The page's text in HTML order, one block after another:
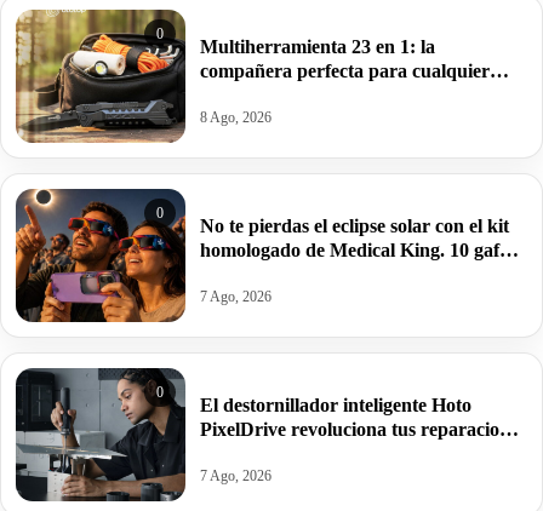
0
Multiherramienta 23 en 1: la
compañera perfecta para cualquier
8 Ago, 2026
0
No te pierdas el eclipse solar con el kit
homologado de Medical King. 10 gafas
10,99€.
7 Ago, 2026
0
El destornillador inteligente Hoto
PixelDrive revoluciona tus reparaciones
por 47,99€ antes 79,99€.
7 Ago, 2026